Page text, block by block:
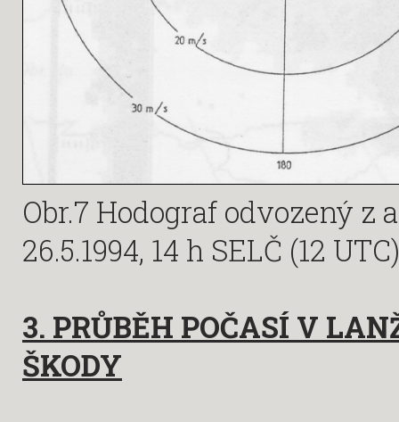
Obr.7 Hodograf odvozený
26.5.1994, 14 h SELČ (12
3. PRŮBĚH POČASÍ V
ŠKODY